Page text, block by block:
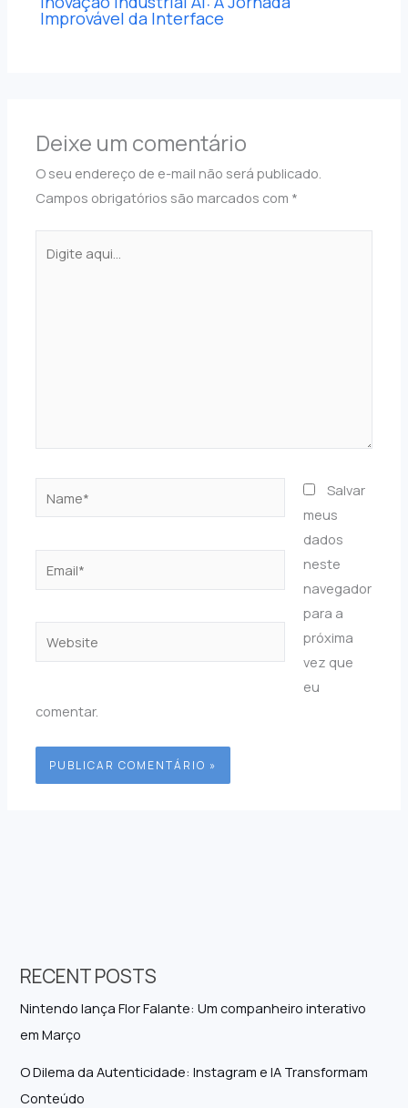
Improvável da Interface
Deixe um comentário
O seu endereço de e-mail não será publicado.
Campos obrigatórios são marcados com *
aqui...
Salvar
meus
dados
neste
navegador
para a
próxima
vez que
eu
comentar.
RECENT POSTS
Nintendo lança Flor Falante: Um companheiro interativo
em Março
O Dilema da Autenticidade: Instagram e IA Transformam
Conteúdo